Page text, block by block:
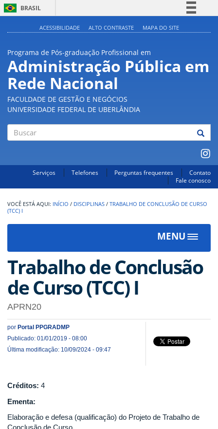
BRASIL
Participe
Acesso à informação
ACESSIBILIDADE ALTO CONTRASTE MAPA DO SITE
Programa de Pós-graduação Profissional em
Administração Pública em
Rede Nacional
FACULDADE DE GESTÃO E NEGÓCIOS
UNIVERSIDADE FEDERAL DE UBERLÂNDIA
Serviços Telefones Perguntas frequentes
Contato
Fale conosco
INÍCIO / DISCIPLINAS / TRABALHO DE CONCLUSÃO DE CURSO
(TCC) I
MENU
Toggle
Trabalho de Conclusão
de Curso (TCC) I
APRN20
por Portal PPGRADMP
Publicado: 01/01/2019 - 08:00
Última modificação: 10/09/2024 - 09:47
Créditos: 4
Ementa:
Elaboração e defesa (qualificação) do Projeto de Trabalho de
Conclusão de Curso.